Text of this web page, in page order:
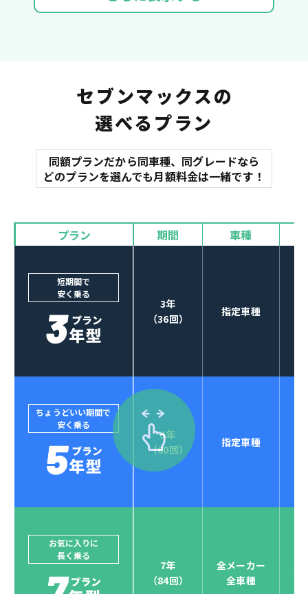
オイル交換 諸費用
マット
バイザー
3
オプションも選べる！
POINT
4
セブンマックスなら
クレジットカード払い可能
ジョイカルジャパンでは、カーリース決済を国際5大カ
他にはないサービスがクレジットカード決済、賢くポ
イント運用も！
セブンマックスの
選べるプラン
同額プランだから同車種、同グレードなら
どのプランを選んでも月額料金は一緒です！
プラン 期間 車種
短期間で
安く乗る
3年
（36回）
指定車種
ちょうどいい期間で
安く乗る
5年
（60回）
指定車種
お気に入りに
長く乗る
7年
（84回）
全メーカー
全車種
全